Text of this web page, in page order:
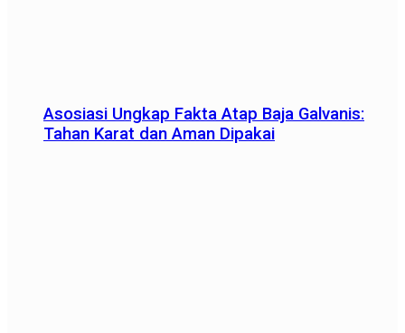
Asosiasi Ungkap Fakta Atap Baja Galvanis:
Tahan Karat dan Aman Dipakai